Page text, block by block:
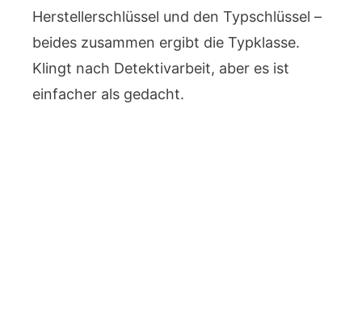
Herstellerschlüssel und den Typschlüssel –
beides zusammen ergibt die Typklasse.
Klingt nach Detektivarbeit, aber es ist
einfacher als gedacht.